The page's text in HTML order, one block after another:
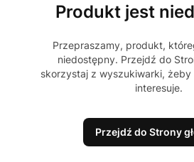
Produkt jest
Przepraszamy, produkt,
niedostępny. Przejdź do
skorzystaj z wyszukiwarki,
interesuje.
Przejdź do Strony